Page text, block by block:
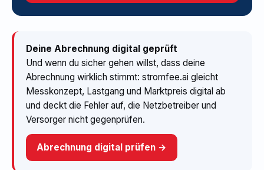
Deine Abrechnung digital geprüft
Und wenn du sicher gehen willst, dass deine
Abrechnung wirklich stimmt: stromfee.ai gleicht
Messkonzept, Lastgang und Marktpreis digital ab
und deckt die Fehler auf, die Netzbetreiber und
Versorger nicht gegenprüfen.
Abrechnung digital prüfen →